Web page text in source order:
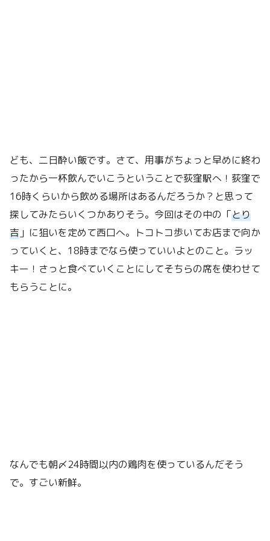
ども、二日酔い飯です。さて、用事がちょっと早めに終わ
ったから一杯飲んでいこうということで荻窪駅へ！荻窪で
16時くらいから飲める場所はあるんだろうか？と思って
探してみたらいくつかありそう。今回はその中の「とり
吉 」に狙いを定めて西口へ。トコトコ歩いてお店まで向か
っていくと、18時までなら使っていいよとのこと。ラッ
キー！さっと食べていくことにしてそちらの席を使わせて
もらうことに。
なんでも朝〆24時間以内の鶏肉を使っているんだそう
で。すごい新鮮。